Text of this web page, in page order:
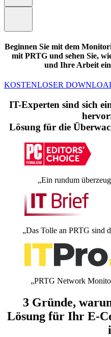
Beginnen Sie mit dem
mit PRTG und sehen Sie,
und Ihre Arbeit
KOSTENLOSER
IT-Experten sind sich
Lösung für die
„Ein rundum
„Das Tolle an PRTG sind
„PRTG Network
3 Gründe,
Lösung für Ihr E-